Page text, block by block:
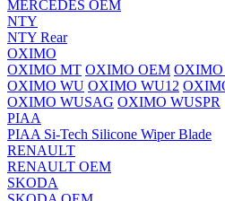
MERCEDES OEM
NTY
NTY Rear
OXIMO
OXIMO MT OXIMO OEM OXIMO
OXIMO WU OXIMO WU12
OXIMO WUSAG OXIMO WUSPR
PIAA
PIAA Si-Tech Silicone Wiper Blade
RENAULT
RENAULT OEM
SKODA